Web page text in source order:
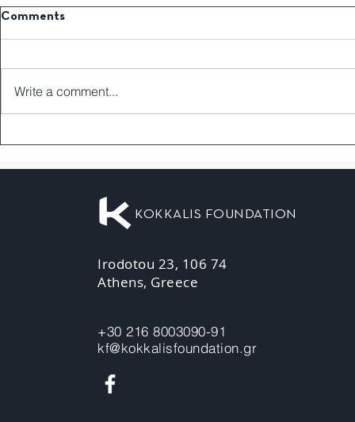
Comments
Write a comment...
KOKKALIS FOUNDATION
Irodotou 23, 106 74
Athens, Greece
+30 216 8003090-91
kf@kokkalisfoundation.gr